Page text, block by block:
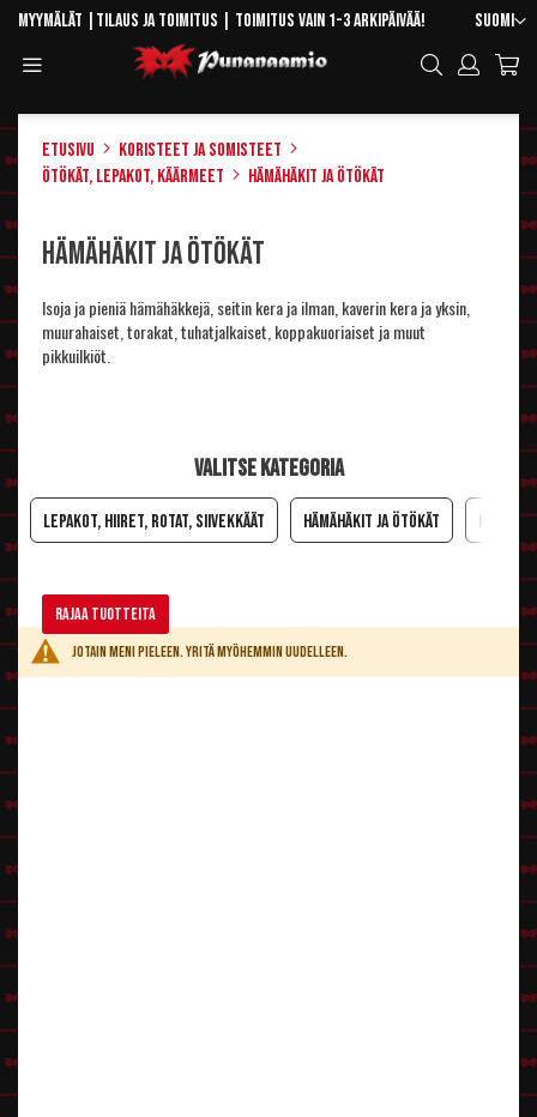
Skip
Content
Kieli
Suomi
Myymälät Tilaus ja toimitus | Toimitus vain 1-3 arkipäivää!
Hae
Etusivu
Koristeet ja somisteet
Ötökät, lepakot, käärmeet
Hämähäkit ja ötökät
Hämähäkit ja ötökät
Isoja ja pieniä hämähäkkejä, seitin kera ja ilman, kaverin kera ja yksin,
muurahaiset, torakat, tuhatjalkaiset, koppakuoriaiset ja muut
pikkuilkiöt.
Valitse kategoria
Lepakot, hiiret, rotat, siivekkäät Hämähäkit ja ötökät
Rajaa tuotteita
Jotain meni pieleen. Yritä myöhemmin uudelleen.